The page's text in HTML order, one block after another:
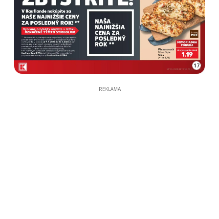
17
REKLAMA